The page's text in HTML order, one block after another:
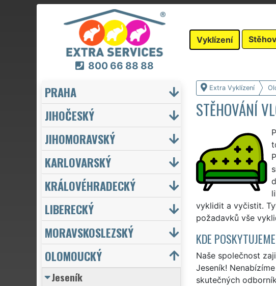
800 66 88 88
Vyklízení
Extra Vyklízení
STĚHOVÁNÍ
vyklidit a vyčistit.
požadavků vše
KDE
Naše společnost
Jeseník!
skutečných
PRAHA
JIHOČESKÝ
JIHOMORAVSKÝ
KARLOVARSKÝ
KRÁLOVÉHRADECKÝ
LIBERECKÝ
MORAVSKOSLEZSKÝ
OLOMOUCKÝ
Jeseník